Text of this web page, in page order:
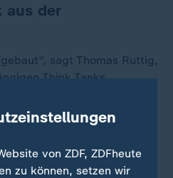
aus der
sagt Thomas Ruttig,
Think Tanks
dem ZDF. Auch er ist
- aber aus dem
das Versprechen, wir
aber dann hat die
Hürden aufgestellt."
von ZDF, ZDFheute
zu können, setzen wir